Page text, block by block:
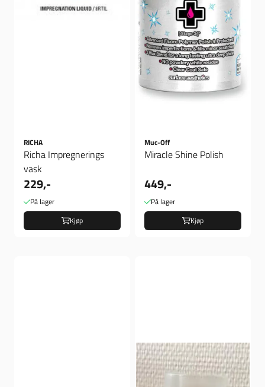
RICHA
Richa Impregnerings
vask
229,-
På lager
Kjøp
Muc-Off
Miracle Shine Polish
449,-
På lager
Kjøp